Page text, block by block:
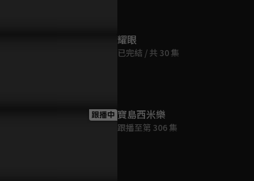
耀眼
已完結 / 共 30 集
跟播中 寶島西米樂
跟播至第 306 集